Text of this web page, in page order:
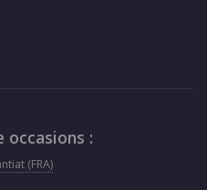
occasions :
(FRA)